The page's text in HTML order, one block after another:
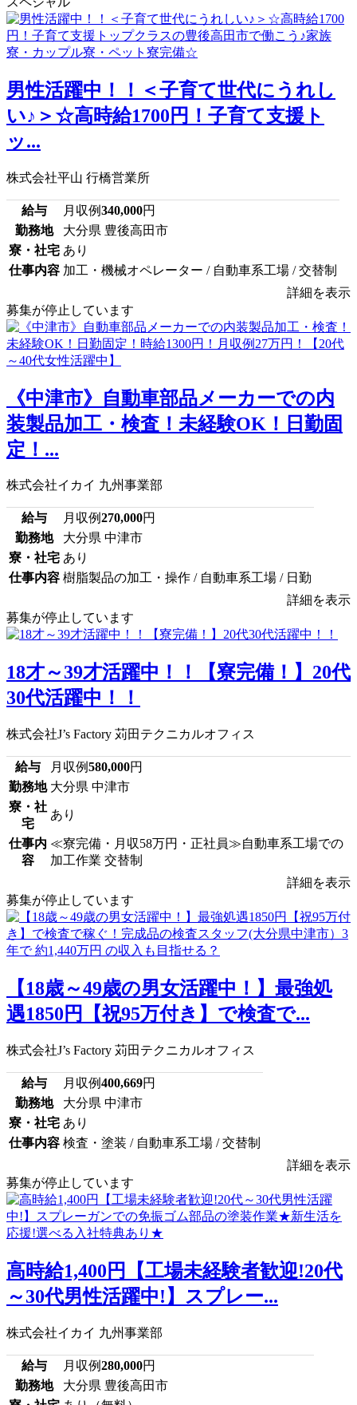
男性活躍中！！＜子育て世代にうれし
い♪＞☆高時給1700円！子育て支援ト
ッ...
株式会社平山 行橋営業所
給与 月収例340,000円
勤務地
大分県 豊後高田市
寮・社宅 あり
仕事内容 加工・機械オペレーター / 自動車系工場 / 交替制
詳細を表示
募集が停止しています
《中津市》自動車部品メーカーでの内
装製品加工・検査！未経験OK！日勤固
定！...
株式会社イカイ 九州事業部
給与 月収例270,000円
勤務地
大分県 中津市
寮・社宅 あり
仕事内容 樹脂製品の加工・操作 / 自動車系工場 / 日勤
詳細を表示
募集が停止しています
18才～39才活躍中！！【寮完備！】20代
30代活躍中！！
株式会社J’s Factory 苅田テクニカルオフィス
給与 月収例580,000円
勤務地 大分県 中津市
寮・社
宅
あり
仕事内
容
≪寮完備・月収58万円・正社員≫自動車系工場での
加工作業 交替制
詳細を表示
募集が停止しています
【18歳～49歳の男女活躍中！】最強処
遇1850円【祝95万付き】で検査で...
株式会社J’s Factory 苅田テクニカルオフィス
給与 月収例400,669円
勤務地
大分県 中津市
寮・社宅 あり
仕事内容 検査・塗装 / 自動車系工場 / 交替制
詳細を表示
募集が停止しています
高時給1,400円【工場未経験者歓迎!20代
～30代男性活躍中!】スプレー...
株式会社イカイ 九州事業部
給与 月収例280,000円
勤務地
大分県 豊後高田市